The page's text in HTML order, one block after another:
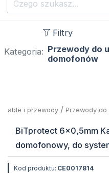
Filtry
Kategoria: Przewody do
domofonów
Przewody
/
Kable i przewody
BiTprotect 6x0,5mm
domofonowy, do
Kod produktu: CE0017814